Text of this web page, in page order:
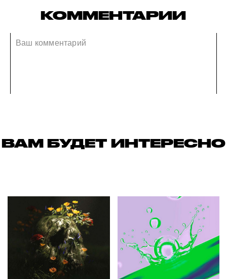
КОММЕНТАРИИ
ВАМ БУДЕТ ИНТЕРЕСНО